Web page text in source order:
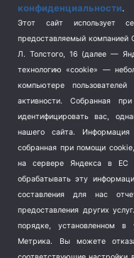
Спорт (740)
Терроризм (1)
Транспорт (262)
Туризм (178)
Флот (76)
Школа и спорт (2)
Экология (8)
Экономика (1172)
конфиденциальности.
Этот сайт использует
предоставляемый
Л. Толстого, 16 (далее —
технологию «cookie» —
компьютере
активности.
Собранная
идентифицировать вас,
нашего сайта. Информация
собранная при помощи
на сервере Яндекса в ЕС
обрабатывать эту
составления для нас
предоставления других
порядке, установленном в
Метрика.
Вы можете